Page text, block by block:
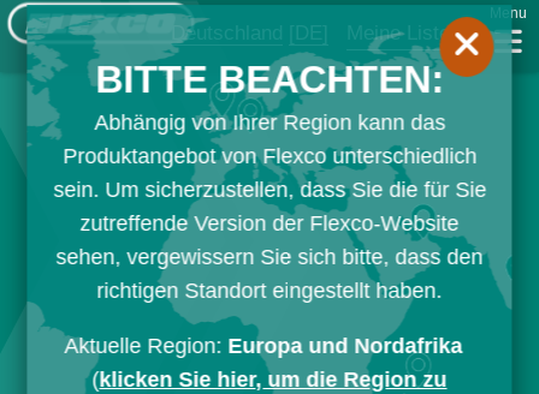
Deutschland [DE] Meine Liste
Menu
BITTE BEACHTEN:
Abhängig von Ihrer Region kann das
Produktangebot von Flexco unterschiedlich
sein. Um sicherzustellen, dass Sie die für Sie
zutreffende Version der Flexco-Website
sehen, vergewissern Sie sich bitte, dass den
richtigen Standort eingestellt haben.
Aktuelle Region: Europa und Nordafrika
(klicken Sie hier, um die Region zu